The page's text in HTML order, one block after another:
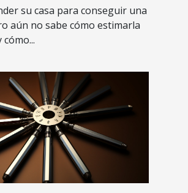
su casa para conseguir una
aún no sabe cómo estimarla